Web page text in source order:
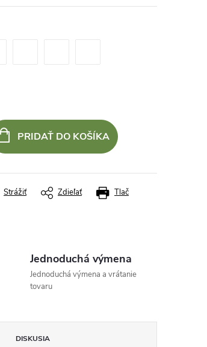
PRIDAŤ DO KOŠÍKA
Tlač
Strážiť Zdieľať
Jednoduchá výmena
Jednoduchá výmena a vrátanie
tovaru
DISKUSIA